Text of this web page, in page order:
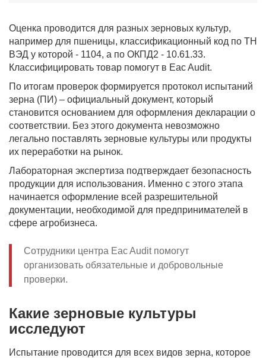
Оценка проводится для разных зерновых культур,
например для пшеницы, классификационный код по ТН
ВЭД у которой - 1104, а по ОКПД2 - 10.61.33.
Классифицировать товар помогут в Eac Audit.
По итогам проверок формируется протокол испытаний
зерна (ПИ) – официальный документ, который
становится основанием для оформления декларации о
соответствии. Без этого документа невозможно
легально поставлять зерновые культуры или продукты
их переработки на рынок.
Лабораторная экспертиза подтверждает безопасность
продукции для использования. Именно с этого этапа
начинается оформление всей разрешительной
документации, необходимой для предпринимателей в
сфере агробизнеса.
Сотрудники центра Eac Audit помогут
организовать обязательные и добровольные
проверки.
Какие зерновые культуры
исследуют
Испытание проводится для всех видов зерна, которое